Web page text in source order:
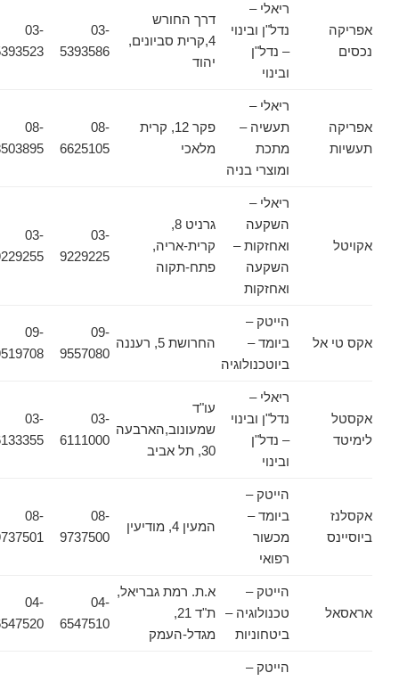
אפריקה
נכסים
ריאלי –
נדל"ן ובינוי
– נדל"ן
ובינוי
דרך החורש
4,קרית סביונים,
יהוד
03-
5393586
03-
5393523
אפריקה
תעשיות
ריאלי –
תעשיה –
מתכת
ומוצרי בניה
פקר 12, קרית
מלאכי
08-
6625105
08-
8503895
אקויטל
ריאלי –
השקעה
ואחזקות –
השקעה
ואחזקות
גרניט 8,
קרית-אריה,
פתח-תקוה
03-
9229225
03-
9229255
אקס טי אל
הייטק –
ביומד –
ביוטכנולוגיה
החרושת 5, רעננה
09-
9557080
09-
9519708
אקסטל
לימיטד
ריאלי –
נדל"ן ובינוי
– נדל"ן
ובינוי
עו"ד
שמעונוב,הארבעה
30, תל אביב
03-
6111000
03-
6133355
אקסלנז
ביוסיינס
הייטק –
ביומד –
מכשור
רפואי
המעין 4, מודיעין
08-
9737500
08-
9737501
אראסאל
הייטק –
טכנולוגיה –
ביטחוניות
א.ת. רמת גבריאל,
ת"ד 21,
מגדל-העמק
04-
6547510
04-
6547520
הייטק –